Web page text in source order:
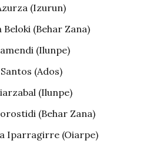
(Izurun)
(Behar Zana)
(Ilunpe)
(Ados)
(Ilunpe)
(Behar Zana)
Iparragirre (Oiarpe)